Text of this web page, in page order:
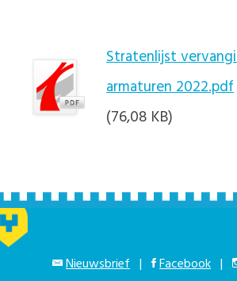
Stratenlijst
armaturen 2022.pdf
(76,08 KB)
Nieuwsbrief | Facebook |